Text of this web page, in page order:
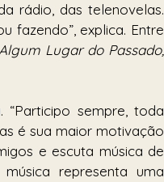
rádio, das telenovelas.
fazendo”, explica. Entre
sempre, toda
é sua maior motivação
e escuta música de
representa uma